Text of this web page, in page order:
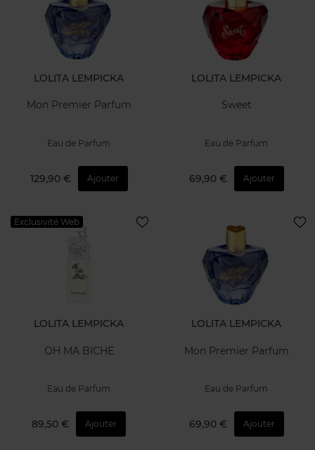
LOLITA LEMPICKA
Mon Premier Parfum
Eau de Parfum
129,90 € Ajouter
LOLITA LEMPICKA
Sweet
Eau de Parfum
69,90 € Ajouter
Exclusivité Web
LOLITA LEMPICKA
OH MA BICHE
Eau de Parfum
89,50 € Ajouter
LOLITA LEMPICKA
Mon Premier Parfum
Eau de Parfum
69,90 € Ajouter